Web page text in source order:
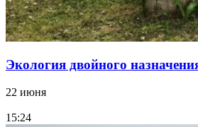
Экология двойного
22 июня
15:24